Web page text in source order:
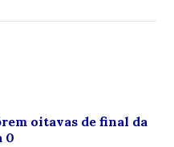
oitavas de final da
0